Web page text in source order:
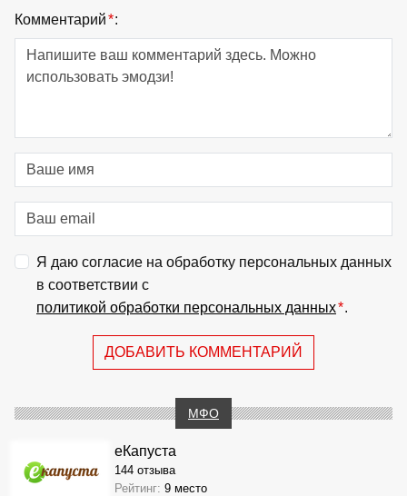
Комментарий*:
Я даю согласие на обработку персональных данных
в соответствии с
политикой обработки персональных данных*.
ДОБАВИТЬ КОММЕНТАРИЙ
МФО
еКапуста
144 отзыва
Рейтинг: 9 место